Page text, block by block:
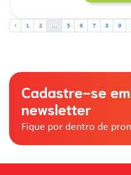
‹ 1 2 ... 5 6 7 8 9
Cadastre-se
newsletter
Fique por dentro de